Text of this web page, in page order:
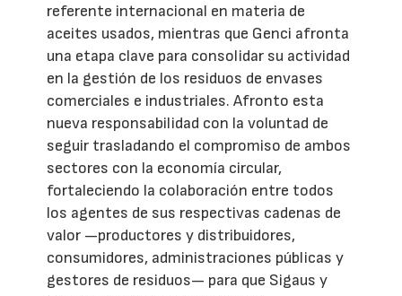
referente internacional en materia de
aceites usados, mientras que Genci afronta
una etapa clave para consolidar su actividad
en la gestión de los residuos de envases
comerciales e industriales. Afronto esta
nueva responsabilidad con la voluntad de
seguir trasladando el compromiso de ambos
sectores con la economía circular,
fortaleciendo la colaboración entre todos
los agentes de sus respectivas cadenas de
valor —productores y distribuidores,
consumidores, administraciones públicas y
gestores de residuos— para que Sigaus y